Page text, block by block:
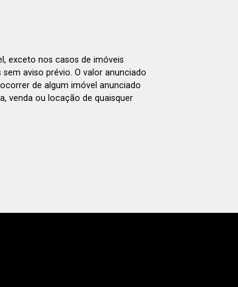
exceto nos casos de imóveis
aviso prévio. O valor anunciado
de algum imóvel anunciado
venda ou locação de quaisquer